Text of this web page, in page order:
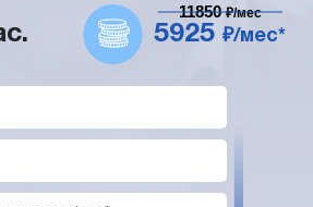
5925 ₽/мес*
11850₽/мес